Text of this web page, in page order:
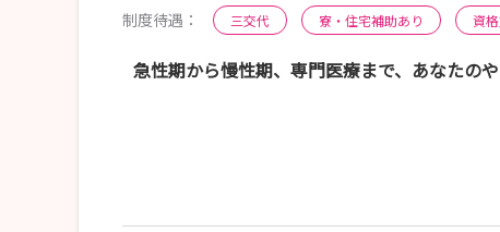
制度待遇：
三交代 寮・住宅補助あり 資
急性期から慢性期、専門医療まで、あなたの